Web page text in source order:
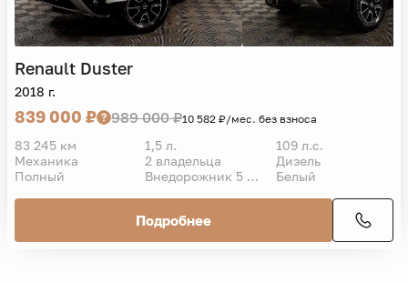
Renault Duster
2018 г.
839 000 ₽ 989 000 ₽10 582 ₽/мес. без взноса
83 245 км 1,5 л.
109 л.с.
Механика
2 владельца
Дизель
Полный
Внедорожник 5 дв. Белый
Подробнее